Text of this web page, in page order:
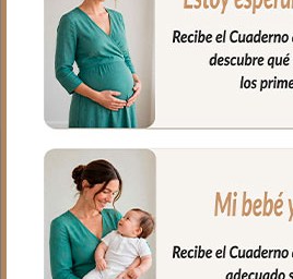
Envíos y Devoluciones
El complemento ideal para llevar a
nuestro bebe en brazos, para
capazo o en la cuna.
Por un lado, en tejido piqué